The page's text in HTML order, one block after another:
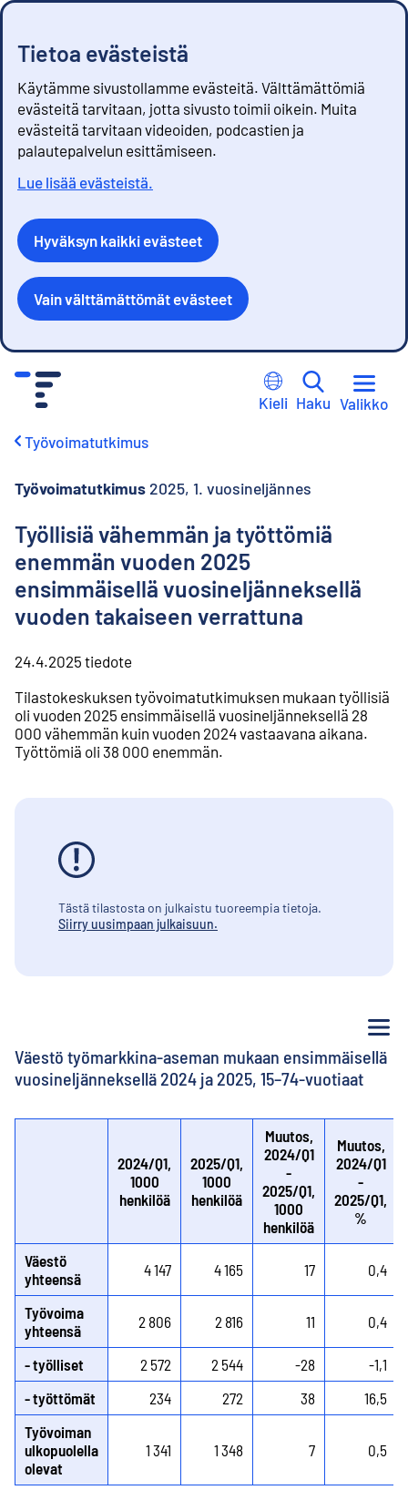
Tietoa evästeistä
Käytämme sivustollamme evästeitä. Välttämättömiä
evästeitä tarvitaan, jotta sivusto toimii oikein. Muita
evästeitä tarvitaan videoiden, podcastien ja
palautepalvelun esittämiseen.
Lue lisää evästeistä.
Hyväksyn kaikki evästeet
Vain välttämättömät evästeet
Kieli Haku Valikko
Työvoimatutkimus
Työvoimatutkimus 2025, 1. vuosineljännes
Työllisiä vähemmän ja työttömiä
enemmän vuoden 2025
ensimmäisellä vuosineljänneksellä
vuoden takaiseen verrattuna
24.4.2025 tiedote
Tilastokeskuksen työvoimatutkimuksen mukaan työllisiä
oli vuoden 2025 ensimmäisellä vuosineljänneksellä 28
000 vähemmän kuin vuoden 2024 vastaavana aikana.
Työttömiä oli 38 000 enemmän.
Tästä tilastosta on julkaistu tuoreempia tietoja.
Siirry uusimpaan julkaisuun.
Väestö työmarkkina-aseman mukaan ensimmäisellä
vuosineljänneksellä 2024 ja 2025, 15–74-vuotiaat
2024/Q1,
1000
henkilöä
2025/Q1,
1000
henkilöä
Muutos,
2024/Q1
-
2025/Q1,
1000
henkilöä
Muutos,
2024/Q1
-
2025/Q1,
%
Väestö
yhteensä
4 147 4 165 17 0,4
Työvoima
yhteensä
2 806 2 816 11 0,4
- työlliset 2 572 2 544 -28
-1,1
- työttömät
234 272 38
16,5
Työvoiman
ulkopuolella
olevat
1 341 1 348 7 0,5